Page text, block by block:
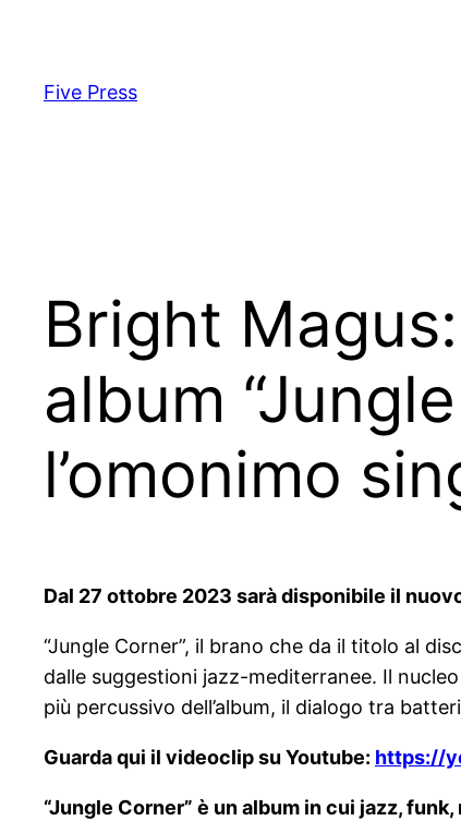
content
Five Press
Bright
album
l’omonimo
Dal 27 ottobre 2023 sarà disponibile il
“Jungle Corner”, il brano che da il titolo al
dalle suggestioni jazz-mediterranee. Il
più percussivo dell’album, il dialogo tra
Guarda qui il videoclip su Youtube: https://
“Jungle Corner” è un album in cui jazz,